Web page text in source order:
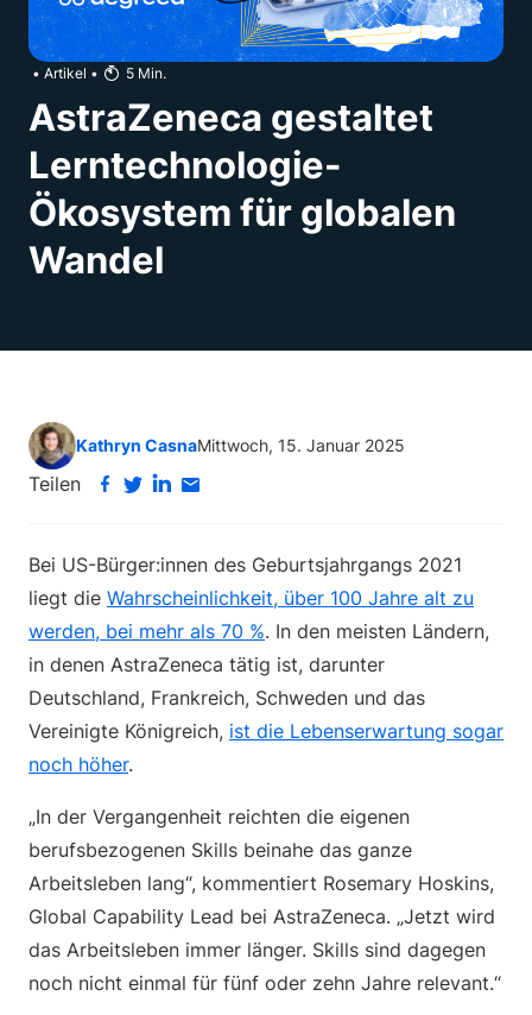
• Artikel • 5 Min.
AstraZeneca gestaltet
Lerntechnologie-
Ökosystem für globalen
Wandel
Kathryn CasnaMittwoch, 15. Januar 2025
Teilen
Bei US-Bürger:innen des Geburtsjahrgangs 2021
liegt die Wahrscheinlichkeit, über 100 Jahre alt zu
werden, bei mehr als 70 %. In den meisten Ländern,
in denen AstraZeneca tätig ist, darunter
Deutschland, Frankreich, Schweden und das
Vereinigte Königreich, ist die Lebenserwartung sogar
noch höher.
„In der Vergangenheit reichten die eigenen
berufsbezogenen Skills beinahe das ganze
Arbeitsleben lang“, kommentiert Rosemary Hoskins,
Global Capability Lead bei AstraZeneca. „Jetzt wird
das Arbeitsleben immer länger. Skills sind dagegen
noch nicht einmal für fünf oder zehn Jahre relevant.“